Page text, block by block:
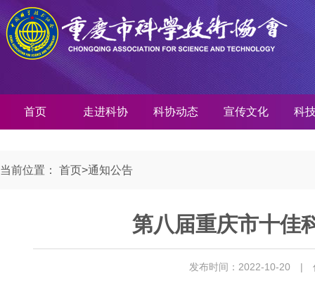
首页 走进科协 科协动态 宣传文化 科
当前位置： 首页>通知公告
第八届重庆市十佳
发布时间：2022-10-20 |